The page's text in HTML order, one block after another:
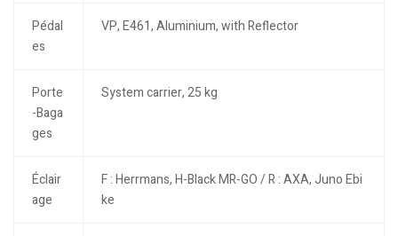
Pédal
es
VP, E461, Aluminium, with Reflector
Porte
-Baga
ges
System carrier, 25 kg
Éclair
age
F : Herrmans, H-Black MR-GO / R : AXA, Juno Ebi
ke